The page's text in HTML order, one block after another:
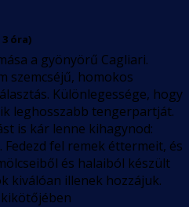
óra)
a gyönyörű Cagliari.
szemcséjű, homokos
Különlegessége, hogy
leghosszabb tengerpartját.
is kár lenne kihagynod:
fel remek éttermeit, és
és halaiból készült
kiválóan illenek hozzájuk.